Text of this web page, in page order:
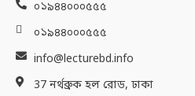
০১৯৪৪০০০৫৫৫
০১৯৪৪০০০৫৫৫
info@lecturebd.info
37 নর্থব্রুক হল রোড, ঢাকা